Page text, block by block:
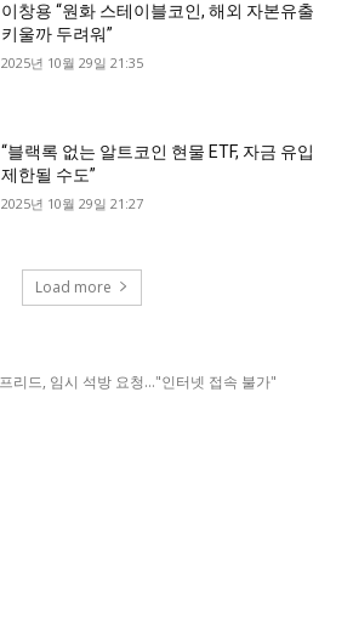
이창용 “원화 스테이블코인, 해외 자본유출
키울까 두려워”
2025년 10월 29일 21:35
“블랙록 없는 알트코인 현물 ETF, 자금 유입
제한될 수도”
2025년 10월 29일 21:27
Load more